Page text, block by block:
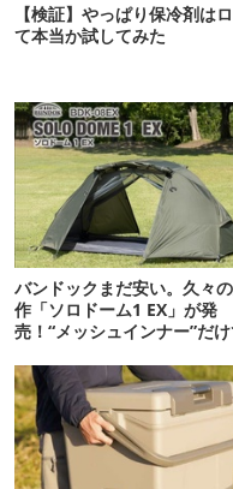
【検証】やっぱり保冷剤は
て本当か試してみた
バンドックまだ安い。久々
作「ソロドーム1 EX」が発
売！“メッシュインナー”だ